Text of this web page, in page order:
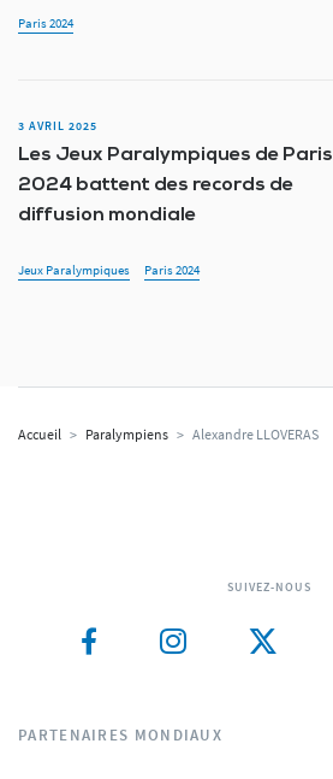
Paris 2024
3 AVRIL 2025
Les Jeux Paralympiques de Paris
2024 battent des records de
diffusion mondiale
Jeux Paralympiques Paris 2024
Accueil > Paralympiens > Alexandre LLOVERAS
SUIVEZ-NOUS
PARTENAIRES MONDIAUX